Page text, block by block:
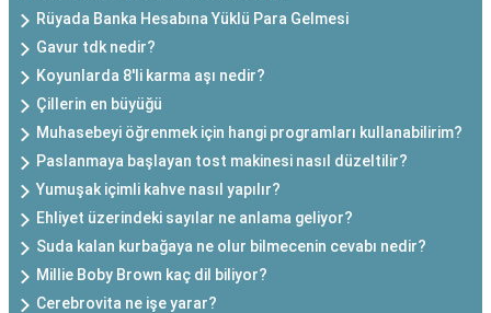
Rüyada Banka Hesabına Yüklü Para Gelmesi
Gavur tdk nedir?
Koyunlarda 8'li karma aşı nedir?
Çillerin en büyüğü
Muhasebeyi öğrenmek için hangi programları kullanabilirim?
Paslanmaya başlayan tost makinesi nasıl düzeltilir?
Yumuşak içimli kahve nasıl yapılır?
Ehliyet üzerindeki sayılar ne anlama geliyor?
Suda kalan kurbağaya ne olur bilmecenin cevabı nedir?
Millie Boby Brown kaç dil biliyor?
Cerebrovita ne işe yarar?